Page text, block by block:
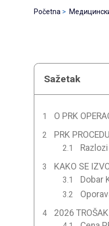
Početna
Sažetak
O PRK
PRK
KAKO SE
Dobar
2026